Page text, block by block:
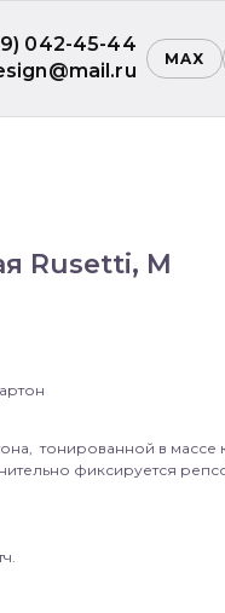
042-45-44
MAX
Rusetti, M
тонированной в массе
фиксируется